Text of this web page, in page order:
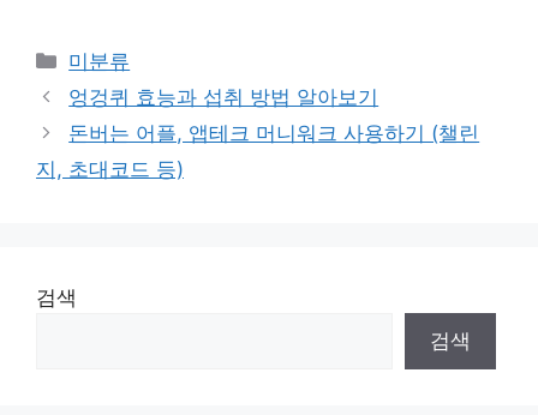
Categories
미분류
엉겅퀴 효능과 섭취 방법 알아보기
돈버는 어플, 앱테크 머니워크 사용하기 (챌린
지, 초대코드 등)
검색
검색